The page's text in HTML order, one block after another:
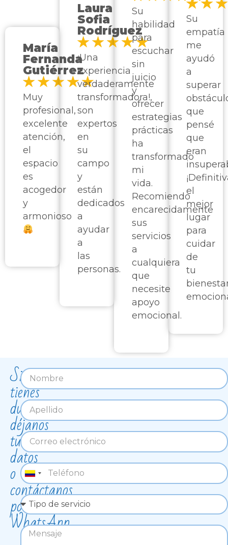
María
Fernanda
Gutiérrez
Muy
profesional,
excelente
atención,
el
espacio
es
acogedor
y
armonioso
Laura
Sofia
Rodríguez
¡Una
experiencia
verdaderamente
transformadora!,
son
expertos
en
su
campo
y
están
dedicados
a
ayudar
a
las
personas.
Su
habilidad
para
escuchar
sin
juicio
y
ofrecer
estrategias
prácticas
ha
transformado
mi
vida.
Recomiendo
encarecidamente
sus
servicios
a
cualquiera
que
necesite
apoyo
emocional.
Su
empatía
me
ayudó
a
superar
que
pensé
que
eran
el
mejor
lugar
para
cuidar
de
tu
Si
tienes
dudas
déjanos
tus
datos
o
contáctanos
por
WhatsApp
Colombia
+57